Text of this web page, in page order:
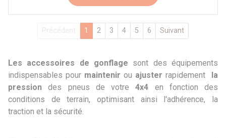
Les accessoires de gonflage sont des équipements
indispensables pour maintenir ou ajuster rapidement la
pression des pneus de votre4x4 en fonction des
conditions de terrain, optimisant ainsi l'adhérence, la
traction et la sécurité.
Précédent 1 2 3 4 5 6 Suivant